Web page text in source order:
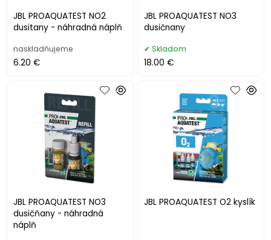
JBL PROAQUATEST NO2
dusitany - náhradná náplň
naskladňujeme
6.20 €
JBL PROAQUATEST NO3
dusičnany
Skladom
18.00 €
JBL PROAQUATEST NO3
dusičňany - náhradná
náplň
JBL PROAQUATEST O2 kyslík